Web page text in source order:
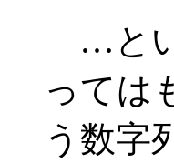
…とい
っては
う数字